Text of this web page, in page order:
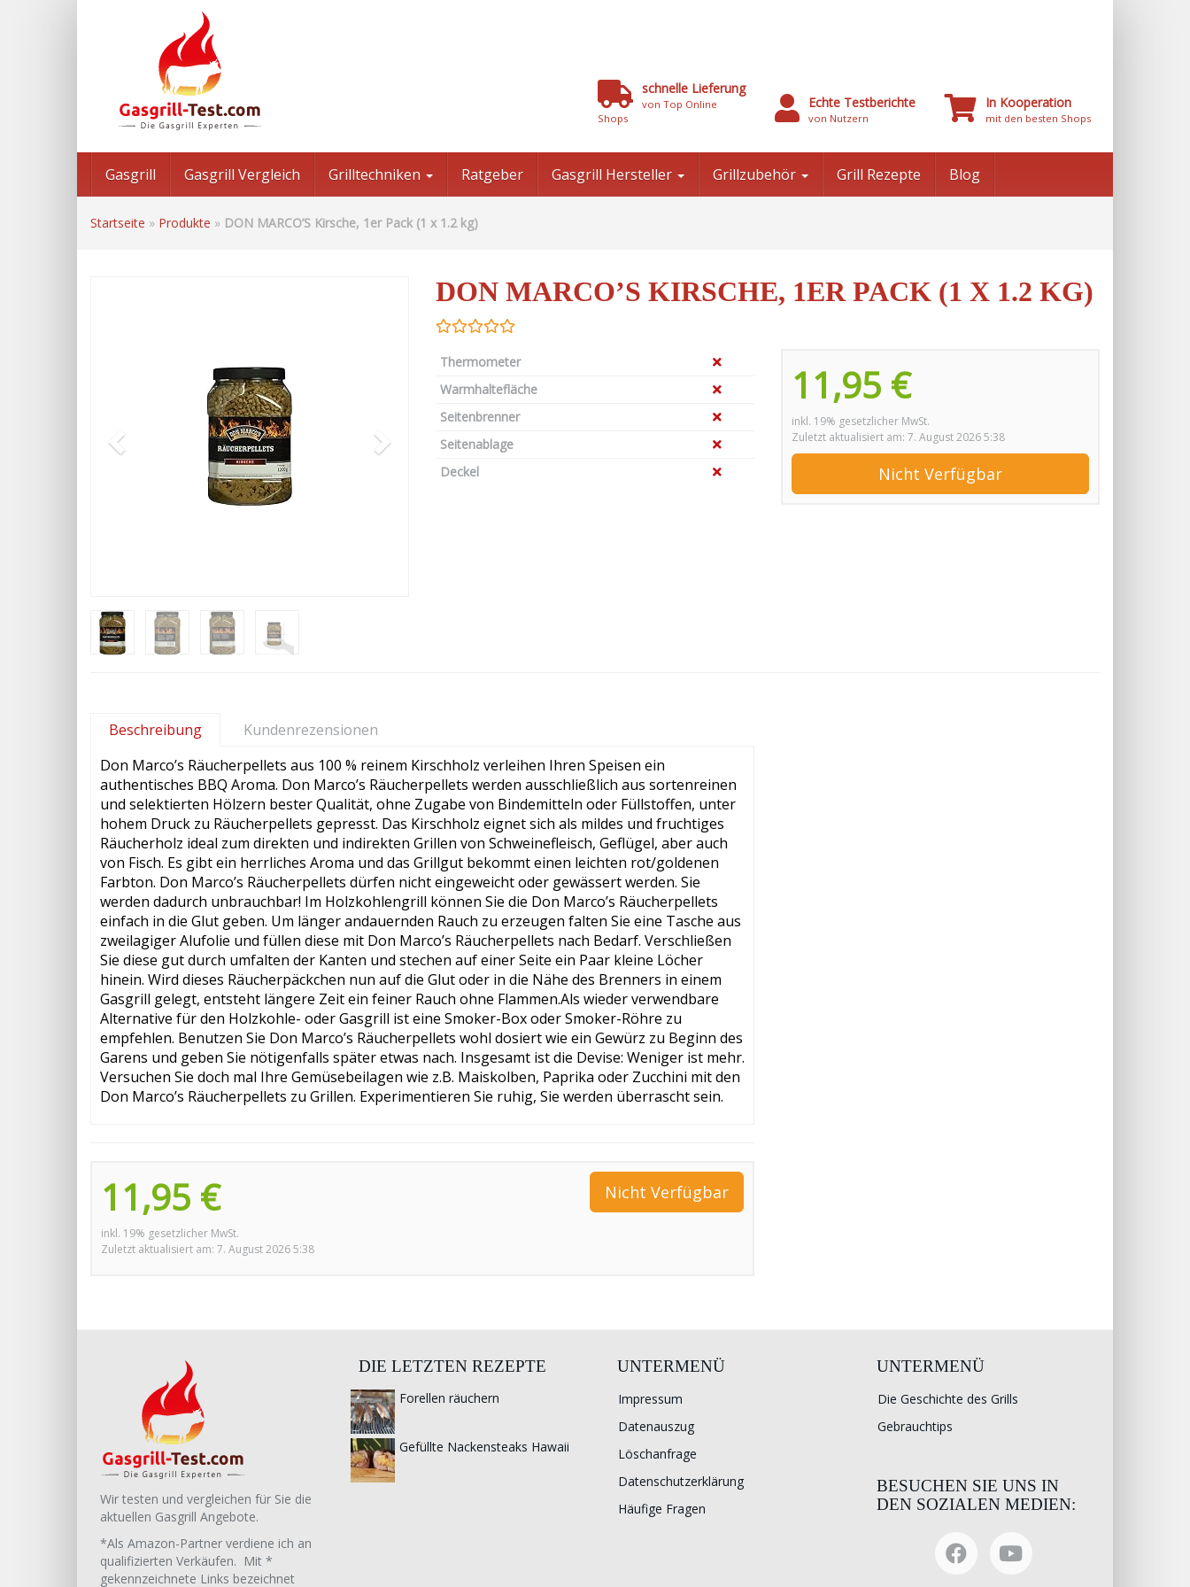
schnelle Lieferung
von Top Online
Shops
Echte Testberichte
von Nutzern
In Kooperation
mit den besten Shops
Gasgrill Gasgrill Vergleich Grilltechniken Ratgeber Gasgrill Hersteller Grillzubehör Grill Rezepte Blog
Startseite » Produkte » DON MARCO’S Kirsche, 1er Pack (1 x 1.2 kg)
DON MARCO’S KIRSCHE, 1ER PACK (1 X 1.2 KG)
11,95 €
inkl. 19% gesetzlicher MwSt.
Zuletzt aktualisiert am: 7. August 2026 5:38
Nicht Verfügbar
Thermometer
Warmhaltefläche
Seitenbrenner
Seitenablage
Deckel
Beschreibung
Kundenrezensionen
Don Marco’s Räucherpellets aus 100 % reinem Kirschholz verleihen Ihren Speisen ein
authentisches BBQ Aroma. Don Marco’s Räucherpellets werden ausschließlich aus sortenreinen
und selektierten Hölzern bester Qualität, ohne Zugabe von Bindemitteln oder Füllstoffen, unter
hohem Druck zu Räucherpellets gepresst. Das Kirschholz eignet sich als mildes und fruchtiges
Räucherholz ideal zum direkten und indirekten Grillen von Schweinefleisch, Geflügel, aber auch
von Fisch. Es gibt ein herrliches Aroma und das Grillgut bekommt einen leichten rot/goldenen
Farbton. Don Marco’s Räucherpellets dürfen nicht eingeweicht oder gewässert werden. Sie
werden dadurch unbrauchbar! Im Holzkohlengrill können Sie die Don Marco’s Räucherpellets
einfach in die Glut geben. Um länger andauernden Rauch zu erzeugen falten Sie eine Tasche aus
zweilagiger Alufolie und füllen diese mit Don Marco’s Räucherpellets nach Bedarf. Verschließen
Sie diese gut durch umfalten der Kanten und stechen auf einer Seite ein Paar kleine Löcher
hinein. Wird dieses Räucherpäckchen nun auf die Glut oder in die Nähe des Brenners in einem
Gasgrill gelegt, entsteht längere Zeit ein feiner Rauch ohne Flammen.Als wieder verwendbare
Alternative für den Holzkohle- oder Gasgrill ist eine Smoker-Box oder Smoker-Röhre zu
empfehlen. Benutzen Sie Don Marco’s Räucherpellets wohl dosiert wie ein Gewürz zu Beginn des
Garens und geben Sie nötigenfalls später etwas nach. Insgesamt ist die Devise: Weniger ist mehr.
Versuchen Sie doch mal Ihre Gemüsebeilagen wie z.B. Maiskolben, Paprika oder Zucchini mit den
Don Marco’s Räucherpellets zu Grillen. Experimentieren Sie ruhig, Sie werden überrascht sein.
11,95 €
inkl. 19% gesetzlicher MwSt.
Zuletzt aktualisiert am: 7. August 2026 5:38
Nicht Verfügbar
Wir testen und vergleichen für Sie die
aktuellen Gasgrill Angebote.
*Als Amazon-Partner verdiene ich an
qualifizierten Verkäufen. Mit *
gekennzeichnete Links bezeichnet
DIE LETZTEN REZEPTE
Forellen räuchern
Gefüllte Nackensteaks Hawaii
UNTERMENÜ
Impressum
Datenauszug
Löschanfrage
Datenschutzerklärung
Häufige Fragen
UNTERMENÜ
Die Geschichte des Grills
Gebrauchtips
BESUCHEN SIE UNS IN
DEN SOZIALEN MEDIEN: